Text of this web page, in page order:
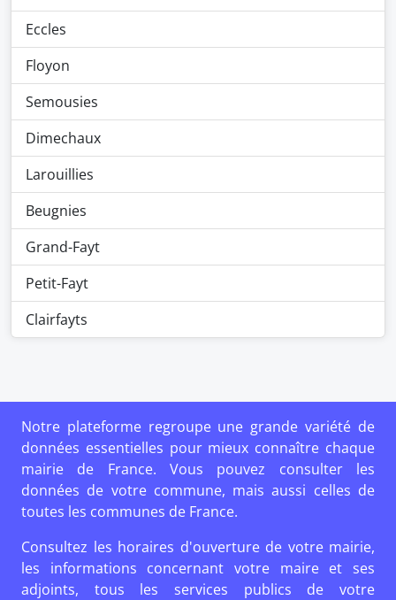
Eccles
Floyon
Semousies
Dimechaux
Larouillies
Beugnies
Grand-Fayt
Petit-Fayt
Clairfayts
Notre plateforme regroupe une grande variété de
données essentielles pour mieux connaître chaque
mairie de France. Vous pouvez consulter les
données de votre commune, mais aussi celles de
toutes les communes de France.
Consultez les horaires d'ouverture de votre mairie,
les informations concernant votre maire et ses
adjoints, tous les services publics de votre